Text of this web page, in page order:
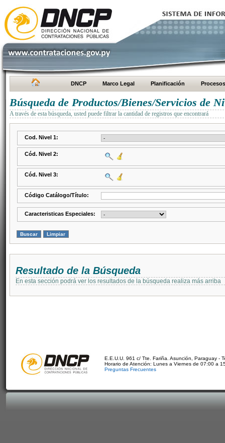
DNCP Marco Legal Planificación Procesos
Búsqueda de Productos/Bienes/Servicios de
A través de esta búsqueda, usted puede filtrar la cantidad de registros que encontrará
Cod. Nivel 1:
Cód. Nivel 2:
Cód. Nivel 3:
Código Catálogo/Título:
Caracteristicas Especiales:
Resultado de la Búsqueda
En esta sección podrá ver los resultados de la búsqueda realiza más arriba
E.E.U.U. 961 c/ Tte. Fariña. Asunción, Paraguay -
Horario de Atención: Lunes a Viernes de 07:00 a
Preguntas Frecuentes